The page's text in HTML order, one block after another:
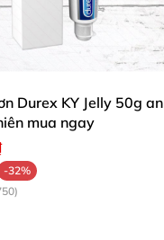
🛒
Durex KY Jelly 50g an
mua ngay
-32%